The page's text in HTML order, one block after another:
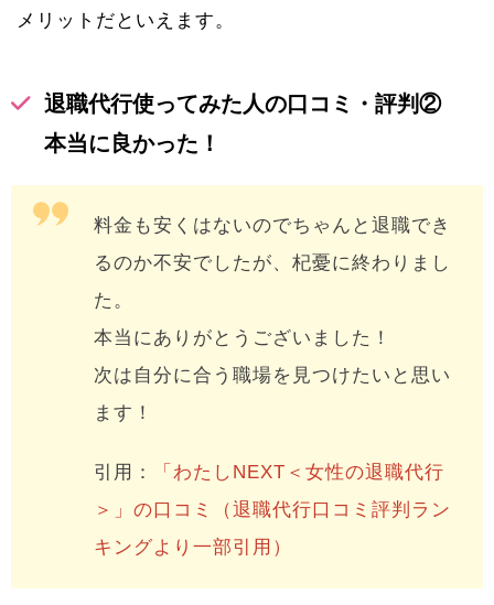
メリットだといえます。
退職代行使ってみた人の口コミ・評判②
本当に良かった！
料金も安くはないのでちゃんと退職でき
るのか不安でしたが、杞憂に終わりまし
た。
本当にありがとうございました！
次は自分に合う職場を見つけたいと思い
ます！
引用：
「わたしNEXT＜女性の退職代行
＞」の口コミ（退職代行口コミ評判ラン
キングより一部引用）